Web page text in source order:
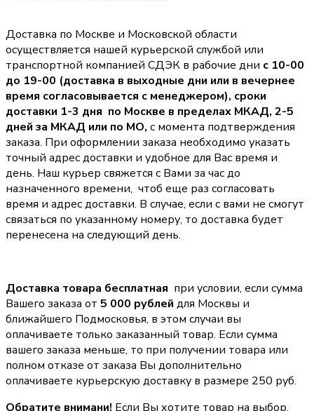
Доставка по Москве и Московской области
осуществляется нашей курьерской службой или
транспортной компанией СДЭК в рабочие дни с 10-00
до 19-00 (доставка в выходные дни или в вечернее
время согласовывается с менеджером), сроки
доставки 1-3 дня по Москве в пределах МКАД, 2-5
дней за МКАД или по МО, с момента подтверждения
заказа. При оформлении заказа необходимо указать
точный адрес доставки и удобное для Вас время и
день. Наш курьер свяжется с Вами за час до
назначенного времени, чтоб еще раз согласовать
время и адрес доставки. В случае, если с вами не смогут
связаться по указанному номеру, то доставка будет
перенесена на следующий день.
Доставка товара бесплатная при условии, если сумма
Вашего заказа от 5 000 рублей для Москвы и
ближайшего Подмосковья, в этом случаи вы
оплачиваете только заказанный товар. Если сумма
вашего заказа меньше, то при получении товара или
полном отказе от заказа Вы дополнительно
оплачиваете курьерскую доставку в размере 250 руб.
Обратите внимани! Если Вы хотите товар на выбор,